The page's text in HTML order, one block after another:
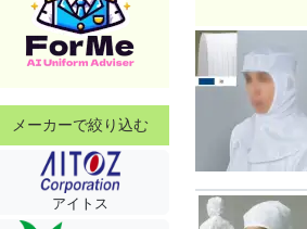
メーカーで絞り込む
アイトス